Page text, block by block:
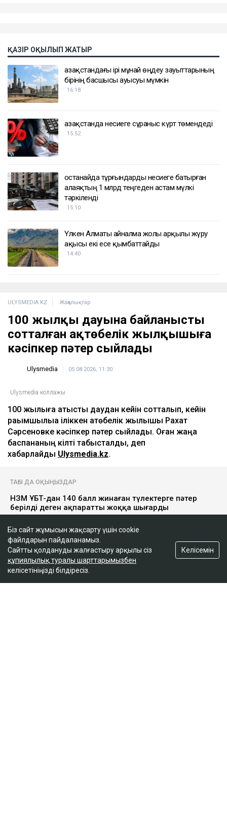
ҚАЗІР ОҚЫЛЫП ЖАТЫР
Қазақстандағы ірі мұнай өңдеу зауыттарының
бірінің басшысы ауысуы мүмкін
16:18
Қазақстанда несиеге сұраныс күрт төмендеді
15:52
Қостанайда тұрғындарды несиеге батырған
алаяқтың 1 млрд теңгеден астам мүлкі
тәркіленді
15:10
Үлкен Алматы айналма жолы арқылы жүру
ақысы екі есе қымбаттайды
14:40
ULYSMEDIA.KZ Жаңалықтар
100 жылқы дауына байланысты
сотталған ақтөбелік жылқышыға
кәсіпкер пәтер сыйлады
Ulysmedia 05.08.2026, 11:30
Ulysmedia коллажы
100 жылқыға қатысты даудан кейін сотталып, кейін
рақымшылыққа іліккен ақтөбелік жылқышы Рахат
Сәрсеновке кәсіпкер пәтер сыйлады. Оған жаңа
баспананың кілті табысталды, деп
хабарлайды Ulysmedia.kz.
ТАҒЫ ДА ОҚЫҢЫЗДАР
НЗМ ҰБТ-дан 140 балл жинаған түлектерге пәтер
берілді деген ақпаратты жоққа шығарды
Қазақстандағы ең арзан баспана қай қалада
Рахат Сәрсенов бірнеше жыл бойы Мұғалжар
ауданындағы «Тайбурыл» шаруа қожалығында
Біз сайт жұмысын жақсарту үшін cookie
файлдарын пайдаланамыз.
Сайтты қолдануды жалғастыру арқылы сіз
құпиялылық туралы шарттарымызбен
келісетініңізді білдіресіз.
Келісемін